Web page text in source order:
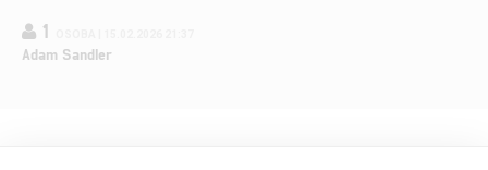
1
Adam Sandler